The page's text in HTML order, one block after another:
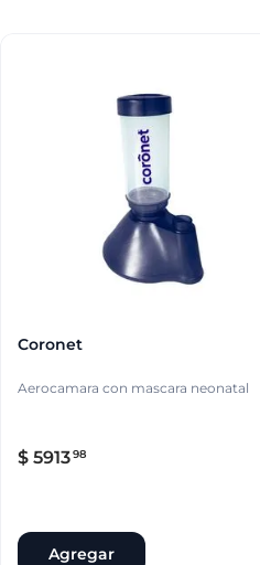
Coronet
Aerocamara con mascara neonatal
$ 591398
Agregar